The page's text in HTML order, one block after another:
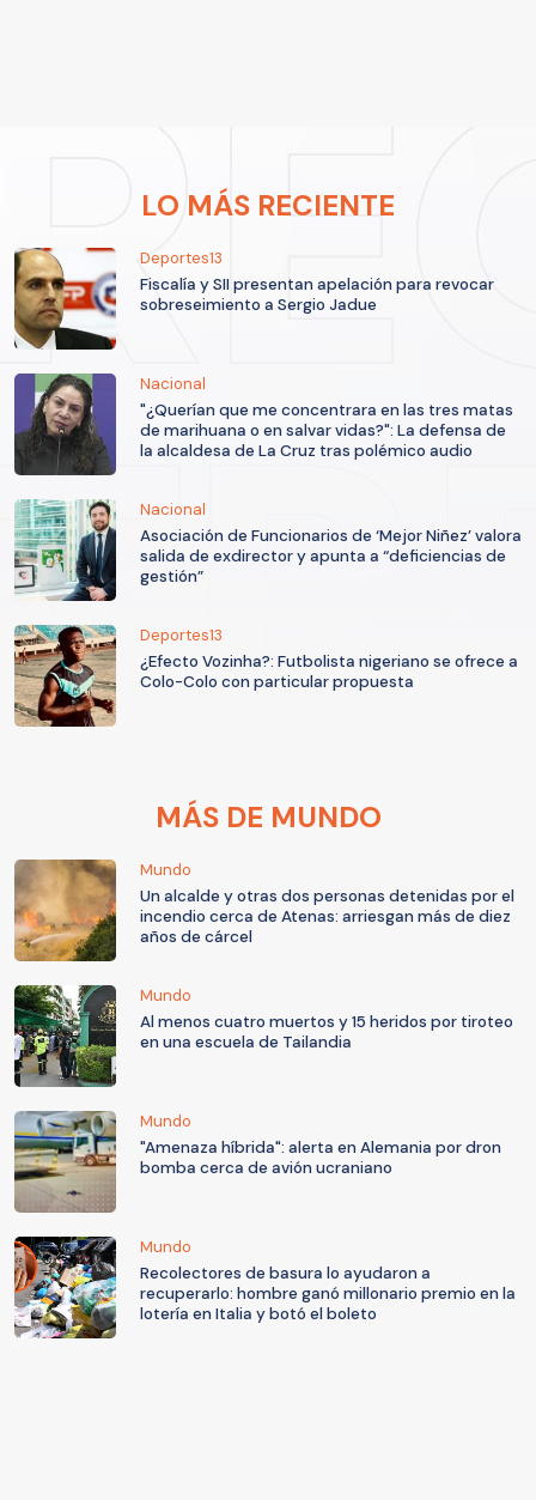
LO MÁS RECIENTE
Deportes13
Fiscalía y SII presentan apelación para revocar
sobreseimiento a Sergio Jadue
Nacional
"¿Querían que me concentrara en las tres matas
de marihuana o en salvar vidas?": La defensa de
la alcaldesa de La Cruz tras polémico audio
Nacional
Asociación de Funcionarios de ‘Mejor Niñez’ valora
salida de exdirector y apunta a “deficiencias de
gestión”
Deportes13
¿Efecto Vozinha?: Futbolista nigeriano se ofrece a
Colo-Colo con particular propuesta
MÁS DE MUNDO
Mundo
Un alcalde y otras dos personas detenidas por el
incendio cerca de Atenas: arriesgan más de diez
años de cárcel
Mundo
Al menos cuatro muertos y 15 heridos por tiroteo
en una escuela de Tailandia
Mundo
"Amenaza híbrida": alerta en Alemania por dron
bomba cerca de avión ucraniano
Mundo
Recolectores de basura lo ayudaron a
recuperarlo: hombre ganó millonario premio en la
lotería en Italia y botó el boleto